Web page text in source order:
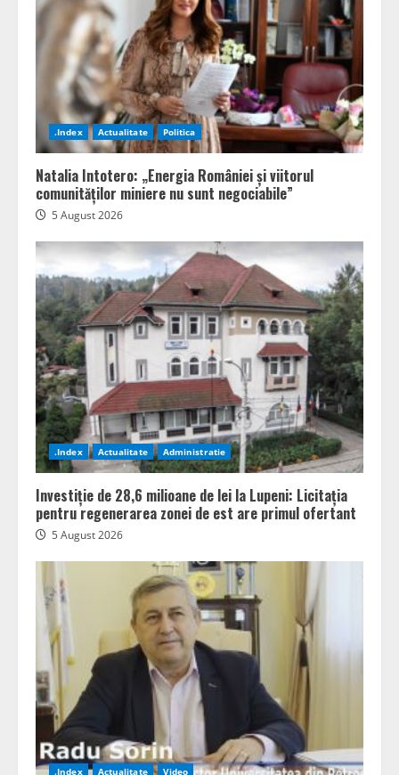
.Index Actualitate Politica
Natalia Intotero: „Energia României și viitorul
comunităților miniere nu sunt negociabile”
5 August 2026
.Index Actualitate Administratie
Investiție de 28,6 milioane de lei la Lupeni: Licitația
pentru regenerarea zonei de est are primul ofertant
5 August 2026
.Index Actualitate Video